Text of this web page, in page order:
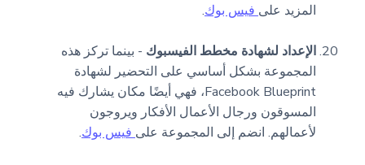
المزيد على فيس بوك.
الإعداد لشهادة مخطط الفيسبوك - بينما تركز هذه
المجموعة بشكل أساسي على التحضير لشهادة
Facebook Blueprint، فهي أيضًا مكان يشارك فيه
المسوقون ورجال الأعمال الأفكار ويروجون
لأعمالهم. انضم إلى المجموعة على فيس بوك.